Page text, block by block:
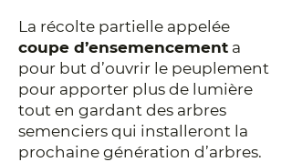
La récolte partielle appelée
coupe d’ensemencement a
pour but d’ouvrir le peuplement
pour apporter plus de lumière
tout en gardant des arbres
semenciers qui installeront la
prochaine génération d’arbres.